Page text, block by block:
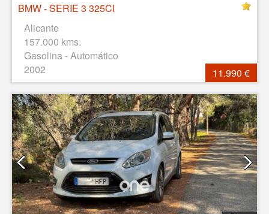
BMW - SERIE 3 325CI
Alicante
157.000 kms.
Gasolina - Automático
2002
11.990 €